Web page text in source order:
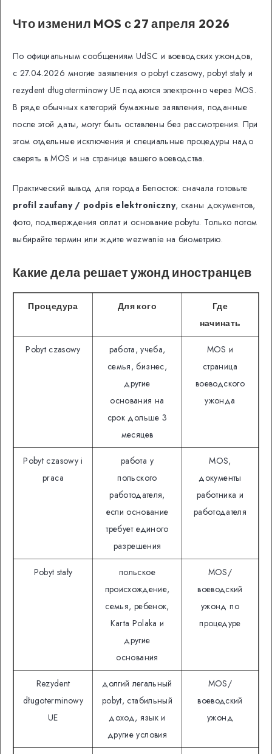
Что изменил MOS с 27 апреля 2026
По официальным сообщениям UdSC и воеводских ужондов,
с 27.04.2026 многие заявления о pobyt czasowy, pobyt stały и
rezydent długoterminowy UE подаются электронно через MOS.
В ряде обычных категорий бумажные заявления, поданные
после этой даты, могут быть оставлены без рассмотрения. При
этом отдельные исключения и специальные процедуры надо
сверять в MOS и на странице вашего воеводства.
Практический вывод для города Белосток: сначала готовьте
profil zaufany / podpis elektroniczny, сканы документов,
фото, подтверждения оплат и основание pobytu. Только потом
выбирайте термин или ждите wezwanie на биометрию.
Какие дела решает ужонд иностранцев
Процедура Для кого
Где
начинать
Pobyt czasowy
работа, учеба,
семья, бизнес,
другие
основания на
срок дольше 3
месяцев
MOS и
страница
воеводского
ужонда
Pobyt czasowy i
praca
работа у
польского
работодателя,
если основание
требует единого
разрешения
MOS,
документы
работника и
работодателя
Pobyt stały
польское
происхождение,
семья, ребенок,
Кarta Polaka и
другие
основания
MOS/
воеводский
ужонд по
процедуре
Rezydent
długoterminowy
UE
долгий легальный
pobyt, стабильный
доход, язык и
другие условия
MOS/
воеводский
ужонд